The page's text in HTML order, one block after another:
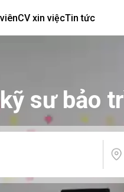
CV xin việcTin tức
kỹ sư bảo